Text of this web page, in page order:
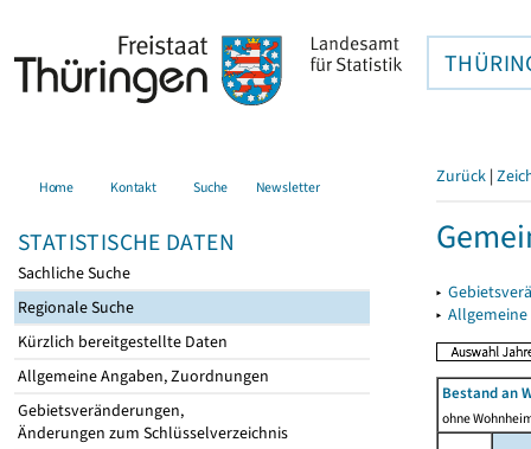
Home Kontakt Suche Newsletter
STATISTISCHE DATEN
Sachliche Suche
Regionale Suche
Kürzlich bereitgestellte Daten
Allgemeine Angaben, Zuordnungen
Gebietsveränderungen,
Änderungen zum Schlüsselverzeichnis
Zurück |
▸
▸
Bestand an
ohne